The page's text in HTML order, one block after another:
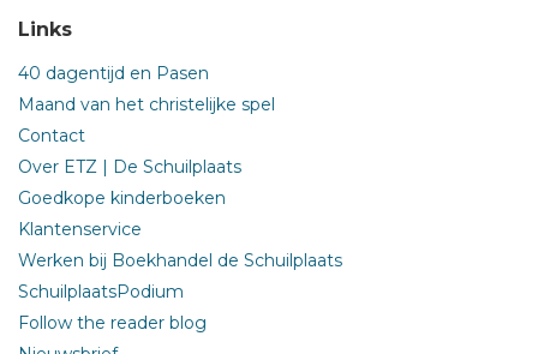
Links
40 dagentijd en Pasen
Maand van het christelijke spel
Contact
Over ETZ | De Schuilplaats
Goedkope kinderboeken
Klantenservice
Werken bij Boekhandel de Schuilplaats
SchuilplaatsPodium
Follow the reader blog